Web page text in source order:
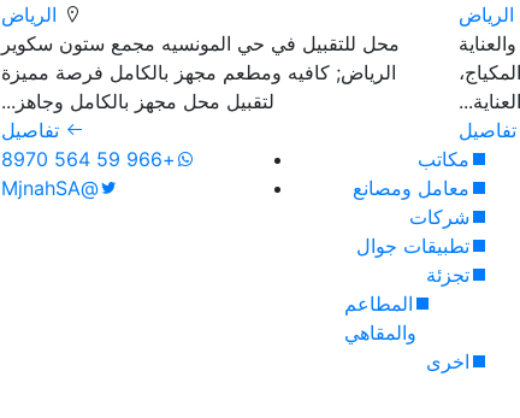
الرياض
تفاصيل
الرياض
محل للتقبيل في حي المونسيه مجمع ستون سكوير
الرياض; كافيه ومطعم مجهز بالكامل فرصة مميزة
لتقبيل محل مجهز بالكامل وجاهز...
تفاصيل
مكاتب
معامل ومصانع
شركات
تطبيقات جوال
تجزئة
المطاعم
والمقاهي
اخرى
+966 59 564 8970
@MjnahSA